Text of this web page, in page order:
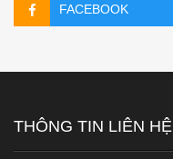
FACEBOOK
THÔNG TIN LIÊN HỆ